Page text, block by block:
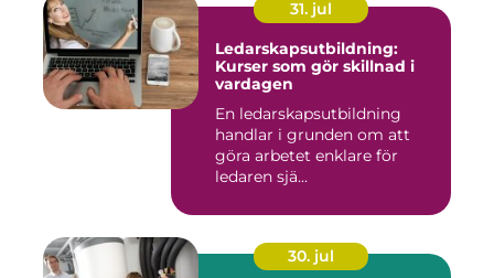
31. jul
Ledarskapsutbildning:
Kurser som gör skillnad i
vardagen
En ledarskapsutbildning
handlar i grunden om att
göra arbetet enklare för
ledaren sjä...
30. jul